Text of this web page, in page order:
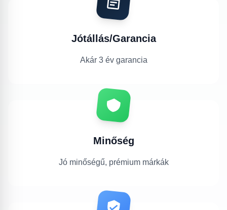
Jótállás/Garancia
Akár 3 év garancia
Minőség
Jó minőségű, prémium márkák